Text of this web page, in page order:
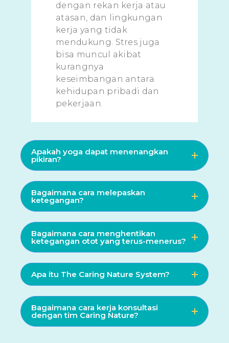
dengan rekan kerja atau
atasan, dan lingkungan
kerja yang tidak
mendukung. Stres juga
bisa muncul akibat
kurangnya
keseimbangan antara
kehidupan pribadi dan
pekerjaan.
Apakah yoga dapat menenangkan
pikiran?
Bagaimana cara melepaskan
ketegangan?
Bagaimana cara menghentikan
ketegangan otot yang terus-menerus?
Apa itu The Caring Nature System?
Bagaimana cara kerja konsultasi
dengan tim Caring Nature?